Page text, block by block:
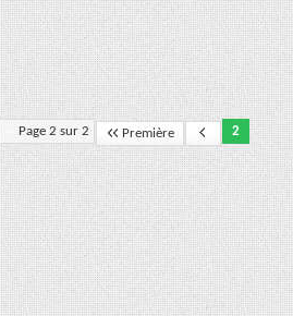
Page 2 sur 2 Première 2